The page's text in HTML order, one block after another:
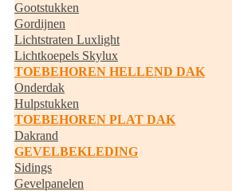
Gootstukken
Gordijnen
Lichtstraten Luxlight
Lichtkoepels Skylux
TOEBEHOREN HELLEND DAK
Onderdak
Hulpstukken
TOEBEHOREN PLAT DAK
Dakrand
GEVELBEKLEDING
Sidings
Gevelpanelen